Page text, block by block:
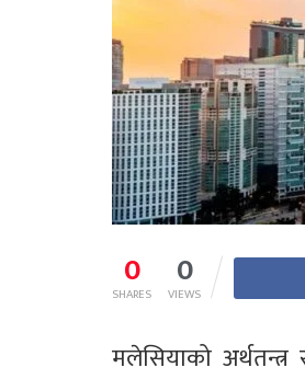
0
SHARES 0
VIEWS
मलेसियाको